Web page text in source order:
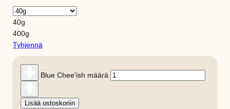
40g
400g
Tyhjennä
Blue Chee'ish määrä
Lisää ostoskoriin